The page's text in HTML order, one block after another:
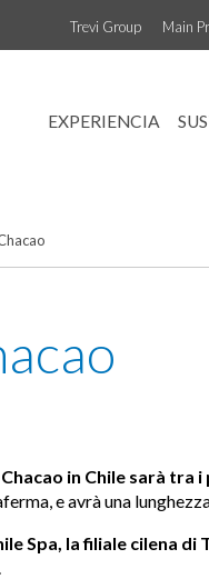
Trevi Group Main
EXPERIENCIA
in Chile sarà tra
e avrà una
Spa, la filiale cilena